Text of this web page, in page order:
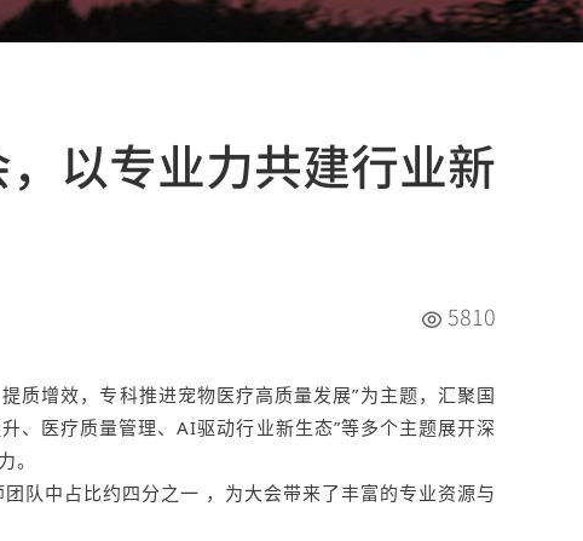
以专业力共建行业新
5810
增效，专科推进宠物医疗高质量发展”为主题，汇聚国
、医疗质量管理、AI驱动行业新生态”等多个主题展开深
。
队中占比约四分之一 ，为大会带来了丰富的专业资源与